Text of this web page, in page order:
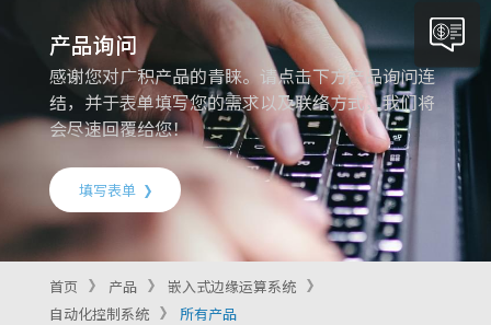
产品询问
感谢您对广积产品的青睐。请点击下方产品询问连
结，并于表单填写您的需求以及联络方式，我们将
会尽速回覆给您！
填写表单
首页 产品
嵌入式边缘运算系统
自动化控制系统
所有产品